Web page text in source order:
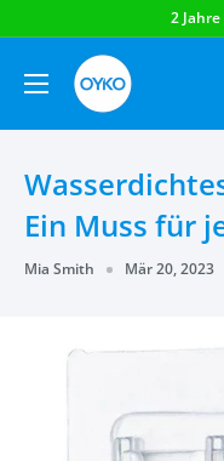
OYKO
Ein Muss für
Mia Smith Mär 20, 2023